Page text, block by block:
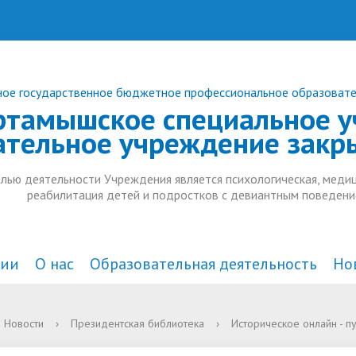
государственное бюджетное профессиональное
специальное
учреждение
деятельности Учреждения является психологическая,
реабилитация детей и подростков с девиантным
и органы управления
организацией
Документы
О нас
коррупции В СМИ
Образовательная деятельность
Анонсы
Новости › Президентская библиотека › Историческое онлайн -